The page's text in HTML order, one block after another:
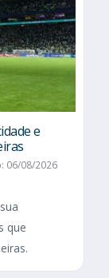
e
06/08/2026
que